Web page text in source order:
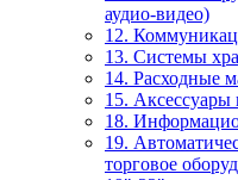
аудио-видео)
12.
13. Системы
14. Расходные
15. Аксессуары
18.
19.
торговое